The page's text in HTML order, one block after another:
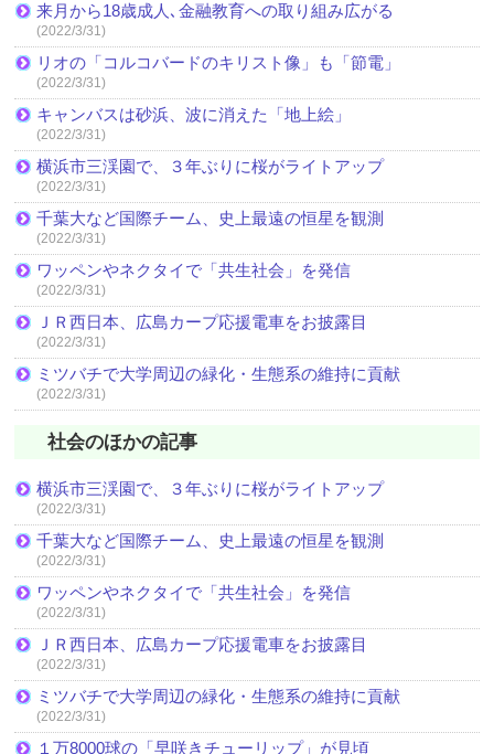
来月から18歳成人､金融教育への取り組み広がる
(2022/3/31)
リオの「コルコバードのキリスト像」も「節電」
(2022/3/31)
キャンバスは砂浜、波に消えた「地上絵」
(2022/3/31)
横浜市三渓園で、３年ぶりに桜がライトアップ
(2022/3/31)
千葉大など国際チーム、史上最遠の恒星を観測
(2022/3/31)
ワッペンやネクタイで「共生社会」を発信
(2022/3/31)
ＪＲ西日本、広島カープ応援電車をお披露目
(2022/3/31)
ミツバチで大学周辺の緑化・生態系の維持に貢献
(2022/3/31)
社会のほかの記事
横浜市三渓園で、３年ぶりに桜がライトアップ
(2022/3/31)
千葉大など国際チーム、史上最遠の恒星を観測
(2022/3/31)
ワッペンやネクタイで「共生社会」を発信
(2022/3/31)
ＪＲ西日本、広島カープ応援電車をお披露目
(2022/3/31)
ミツバチで大学周辺の緑化・生態系の維持に貢献
(2022/3/31)
１万8000球の「早咲きチューリップ」が見頃